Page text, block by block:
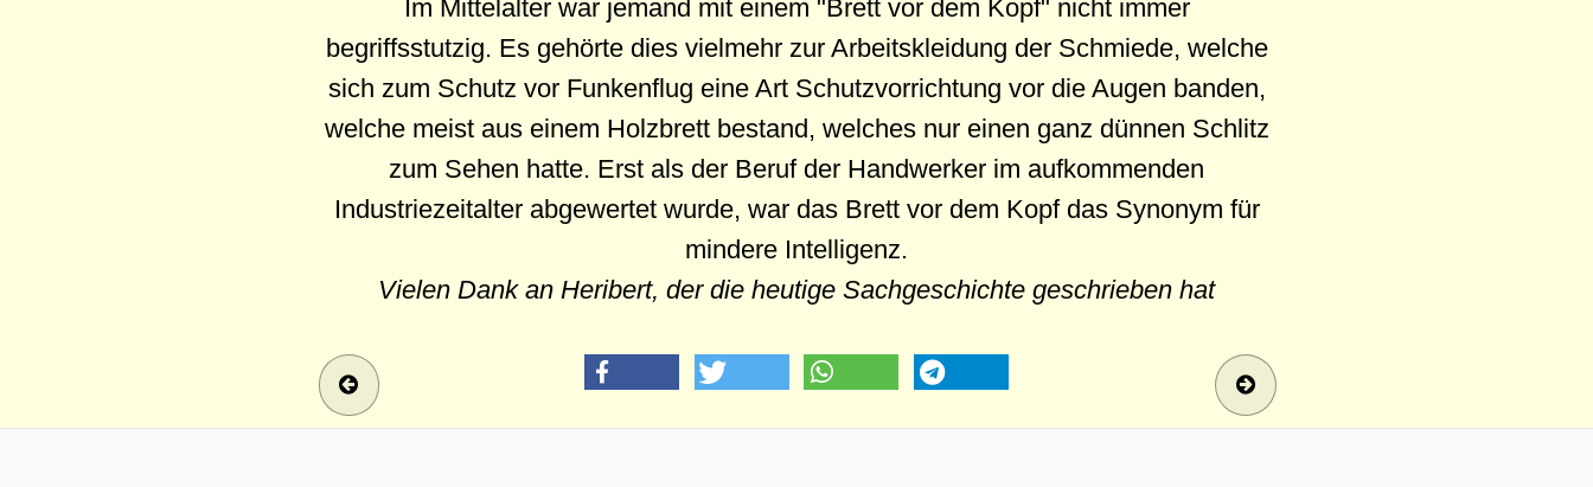
Im Mittelalter war jemand mit einem "Brett vor dem Kopf" nicht immer
begriffsstutzig. Es gehörte dies vielmehr zur Arbeitskleidung der Schmiede, welche
sich zum Schutz vor Funkenflug eine Art Schutzvorrichtung vor die Augen banden,
welche meist aus einem Holzbrett bestand, welches nur einen ganz dünnen Schlitz
zum Sehen hatte. Erst als der Beruf der Handwerker im aufkommenden
Industriezeitalter abgewertet wurde, war das Brett vor dem Kopf das Synonym für
mindere Intelligenz.
Vielen Dank an Heribert, der die heutige Sachgeschichte geschrieben hat